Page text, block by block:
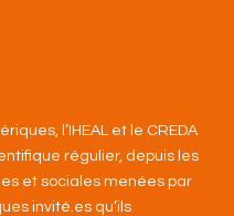
l’IHEAL et le CREDA
régulier, depuis les
et sociales menées par
invité.es qu’ils